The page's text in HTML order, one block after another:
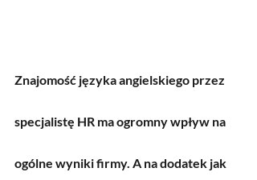
Znajomość języka angielskiego przez
specjalistę HR ma ogromny wpływ na
ogólne wyniki firmy. A na dodatek jak